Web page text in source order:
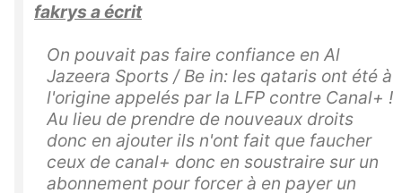
fakrys a écrit
On pouvait pas faire confiance en Al
Jazeera Sports / Be in: les qataris ont été à
l'origine appelés par la LFP contre Canal+ !
Au lieu de prendre de nouveaux droits
donc en ajouter ils n'ont fait que faucher
ceux de canal+ donc en soustraire sur un
abonnement pour forcer à en payer un